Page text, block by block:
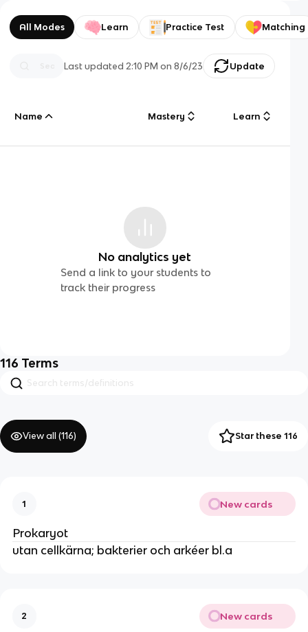
All Modes Learn Practice Test Matching
Last updated 2:10 PM on 8/6/23 Update
Name Mastery Learn
No analytics yet
Send a link to your students to
track their progress
116 Terms
View all (116) Star these 116
1 New cards
Prokaryot
utan cellkärna; bakterier och arkéer bl.a
2 New cards